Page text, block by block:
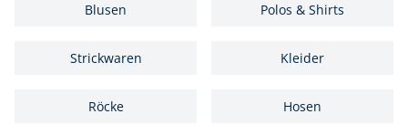
Blusen Polos & Shirts
Strickwaren Kleider
Röcke Hosen